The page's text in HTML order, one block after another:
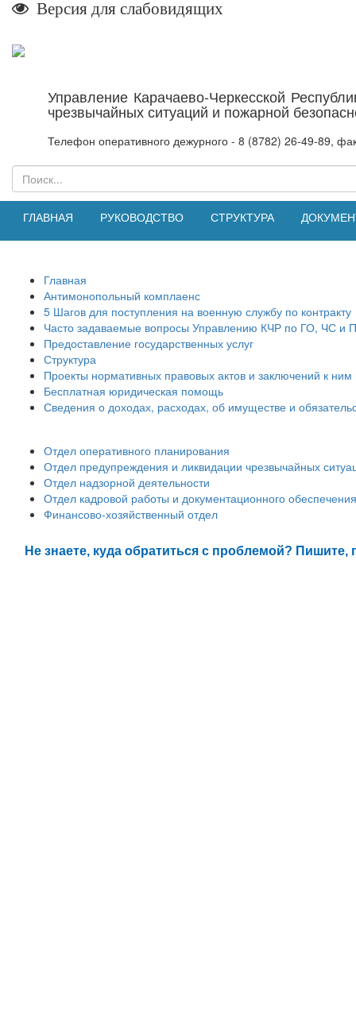
Версия для слабовидящих
Управление Карачаево-Черкесской
чрезвычайных ситуаций и пожарной
Телефон оперативного дежурного - 8 (8782) 26-49-89,
ГЛАВНАЯ РУКОВОДСТВО СТРУКТУРА
Главная
Антимонопольный комплаенс
5 Шагов для поступления на военную службу по контракту
Часто задаваемые вопросы Управлению КЧР по ГО, ЧС и
Предоставление государственных услуг
Структура
Проекты нормативных правовых актов и заключений к ним
Бесплатная юридическая помощь
Сведения о доходах, расходах, об имуществе и
Отдел оперативного планирования
Отдел предупреждения и ликвидации чрезвычайных
Отдел надзорной деятельности
Отдел кадровой работы и документационного обеспечения
Финансово-хозяйственный отдел
Не знаете, куда обратиться с проблемой?